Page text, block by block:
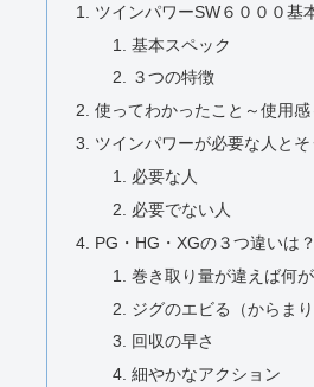
ツインパワーSW６０００基
基本スペック
３つの特徴
使ってわかったこと～使用感
ツインパワーが必要な人とそ
必要な人
必要でない人
PG・HG・XGの３つ違いは
巻き取り量が違えば何
ジグのエビる（からま
回収の早さ
細やかなアクション